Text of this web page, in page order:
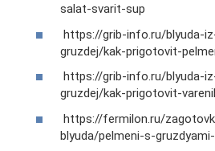
salat-svarit-sup
https://grib-info.ru/blyuda-
gruzdej/kak-prigotovit-
https://grib-info.ru/blyuda-
gruzdej/kak-prigotovit-
https://fermilon.ru/
blyuda/pelmeni-s-